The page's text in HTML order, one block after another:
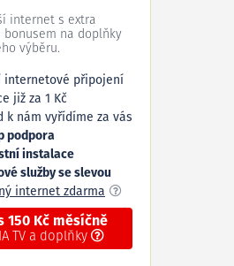
internet s extra
bonusem na doplňky
výběru.
internetové připojení
již za 1 Kč
k nám vyřídíme za vás
podpora
instalace
služby se slevou
internet zdarma
150 Kč měsíčně
TV a doplňky